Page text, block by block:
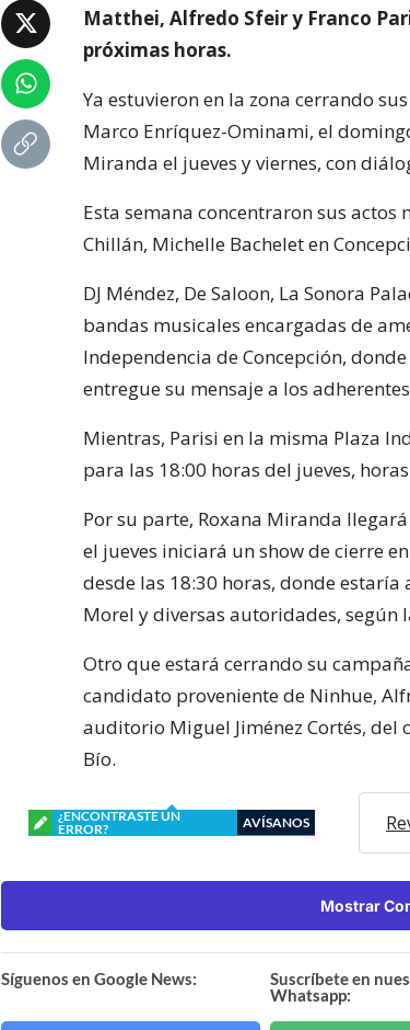
Matthei, Alfredo Sfeir y Franco
próximas horas.
Ya estuvieron en la zona cerrando
Marco Enríquez-Ominami, el
Miranda el jueves y viernes, con
Esta semana concentraron sus
Chillán, Michelle Bachelet en
DJ Méndez, De Saloon, La Sonora
bandas musicales encargadas de
Independencia de Concepción,
entregue su mensaje a los
Mientras, Parisi en la misma Plaza
para las 18:00 horas del jueves,
Por su parte, Roxana Miranda
el jueves iniciará un show de cierre
desde las 18:30 horas, donde
Morel y diversas autoridades,
Otro que estará cerrando su
candidato proveniente de Ninhue,
auditorio Miguel Jiménez Cortés, del
Bío.
¿ENCONTRASTE UN
ERROR?
AVÍSANOS
Mostrar
Síguenos en Google News:
Suscríbete en
Whatsapp: